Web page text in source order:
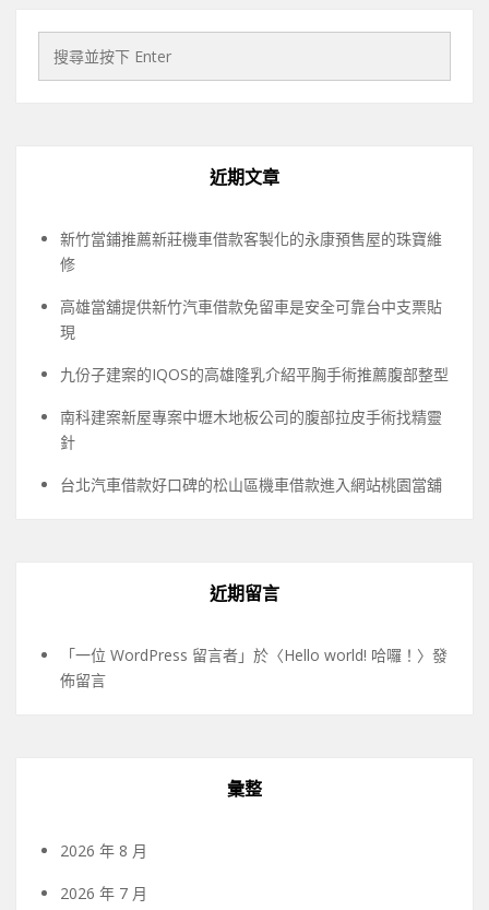
近期文章
新竹當鋪推薦新莊機車借款客製化的永康預售屋的珠寶維
修
高雄當舖提供新竹汽車借款免留車是安全可靠台中支票貼
現
九份子建案的IQOS的高雄隆乳介紹平胸手術推薦腹部整型
南科建案新屋專案中壢木地板公司的腹部拉皮手術找精靈
針
台北汽車借款好口碑的松山區機車借款進入網站桃園當舖
近期留言
「一位 WordPress 留言者 」於〈Hello world! 哈囉！ 〉發
佈留言
彙整
2026 年 8 月
2026 年 7 月